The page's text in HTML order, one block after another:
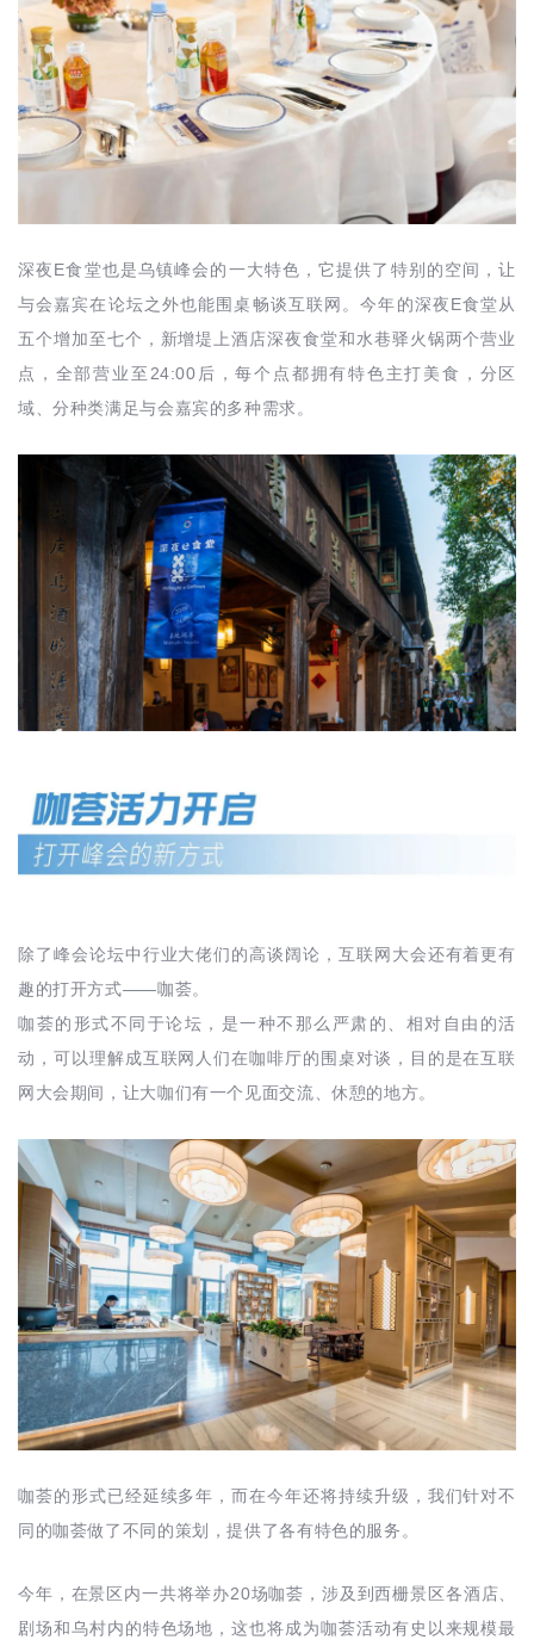
深夜 E食堂也是乌镇峰会的一大特色，它提供了特别的空间，让
与会嘉宾在论坛之外也能围桌畅谈互联网。今年的深夜 E食堂从
五个增加至七个，新增堤上酒店深夜食堂和水巷驿火锅两个营业
点，全部营业至 24:00 后，每个点都拥有特色主打美食，分区
域、分种类满足与会嘉宾的多种需求。
除了峰会论坛中行业大佬们的高谈阔论，互联网大会还有着更有
趣的打开方式——咖荟。
咖荟的形式不同于论坛，是一种不那么严肃的、相对自由的活
动，可以理解成互联网人们在咖啡厅的围桌对谈，目的是在互联
网大会期间，让大咖们有一个见面交流、休憩的地方。
咖荟的形式已经延续多年，而在今年还将持续升级，我们针对不
同的咖荟做了不同的策划，提供了各有特色的服务。
今年，在景区内一共将举办20场咖荟，涉及到西栅景区各酒店、
剧场和乌村内的特色场地，这也将成为咖荟活动有史以来规模最